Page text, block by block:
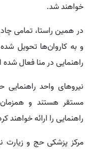
خواهند شد.
در همین راستا، تمامی
و به کاروان‌ها تحویل
راهنمایی در منا فعال
مستقر هستند و
راهنمایی را ارائه خواهند